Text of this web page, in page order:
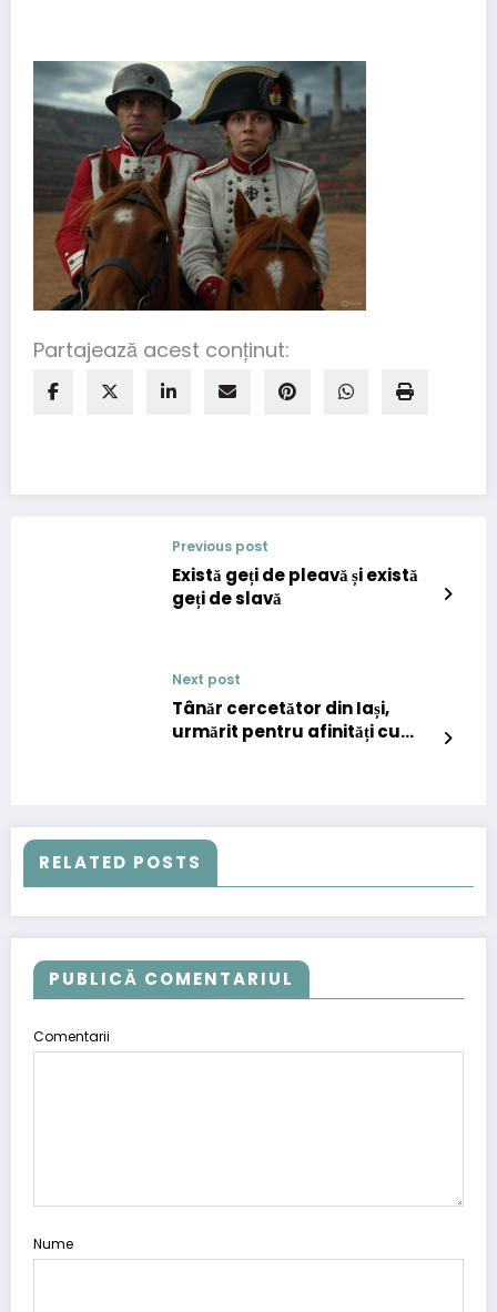
Partajează acest conținut:
Previous post
Există geți de pleavă și există
geți de slavă
Next post
Tânăr cercetător din Iași,
urmărit pentru afinități cu
are ca scop subminarea
economiei naționale
RELATED POSTS
PUBLICĂ COMENTARIUL
Comentarii
Nume